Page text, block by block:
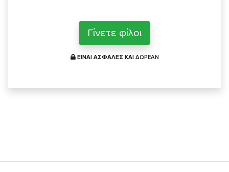
Γίνετε φίλοι
ΕΙΝΑΙ ΑΣΦΑΛΕΣ ΚΑΙ ΔΩΡΕΑΝ